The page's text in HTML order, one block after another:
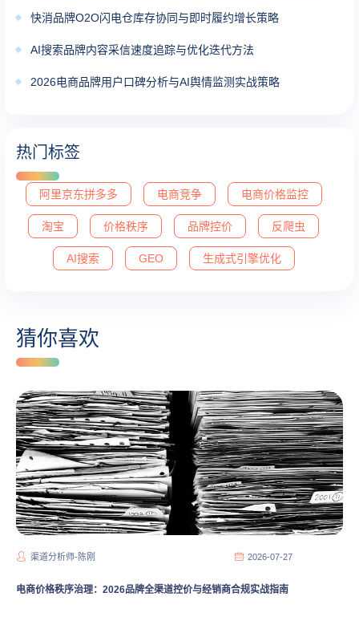
快消品牌O2O闪电仓库存协同与即时履约增长策略
AI搜索品牌内容采信速度追踪与优化迭代方法
2026电商品牌用户口碑分析与AI舆情监测实战策略
热门标签
阿里京东拼多多 电商竞争 电商价格监控
淘宝 价格秩序 品牌控价 反爬虫
AI搜索 GEO 生成式引擎优化
猜你喜欢
渠道分析师-陈刚 2026-07-27
电商价格秩序治理：2026品牌全渠道控价与经销商合规实战指南